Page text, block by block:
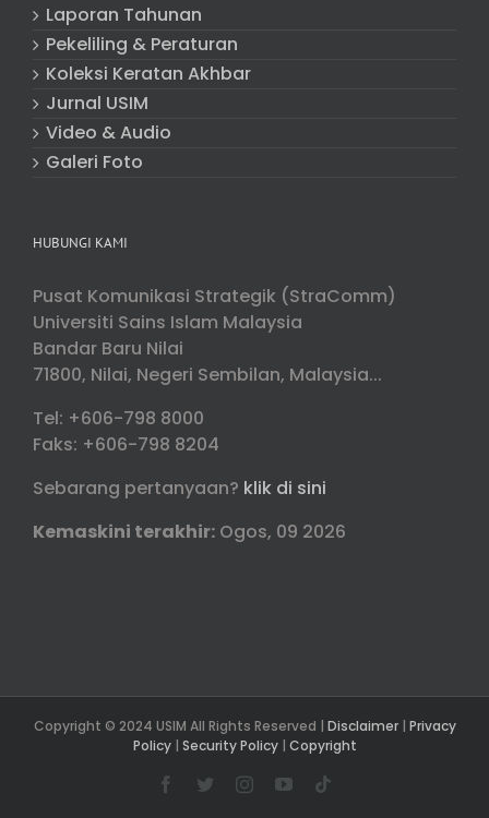
Laporan Tahunan
Pekeliling & Peraturan
Koleksi Keratan Akhbar
Jurnal USIM
Video & Audio
Galeri Foto
HUBUNGI KAMI
Pusat Komunikasi Strategik (StraComm)
Universiti Sains Islam Malaysia
Bandar Baru Nilai
71800, Nilai, Negeri Sembilan, Malaysia...
Tel: +606-798 8000
Faks: +606-798 8204
Sebarang pertanyaan? klik di sini
Kemaskini terakhir: Ogos, 09 2026
Copyright © 2024 USIM All Rights Reserved | Disclaimer| Privacy
Policy| Security Policy| Copyright
Facebook
TwitterInstagramYouTube